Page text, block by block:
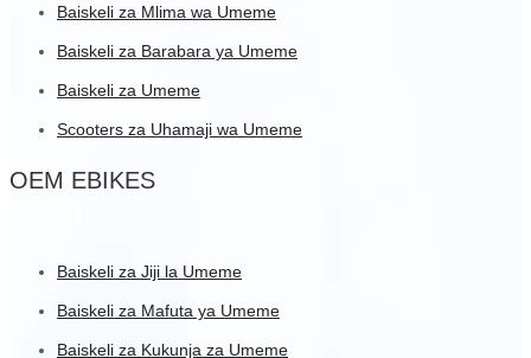
Baiskeli za Mlima wa Umeme
Baiskeli za Barabara ya Umeme
Baiskeli za Umeme
Scooters za Uhamaji wa Umeme
OEM EBIKES
Baiskeli za Jiji la Umeme
Baiskeli za Mafuta ya Umeme
Baiskeli za Kukunja za Umeme